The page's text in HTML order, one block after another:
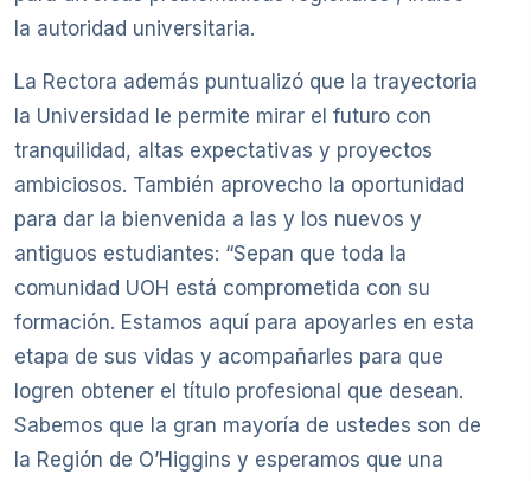
la autoridad universitaria.
La Rectora además puntualizó que la trayectoria
la Universidad le permite mirar el futuro con
tranquilidad, altas expectativas y proyectos
ambiciosos. También aprovecho la oportunidad
para dar la bienvenida a las y los nuevos y
antiguos estudiantes: “Sepan que toda la
comunidad UOH está comprometida con su
formación. Estamos aquí para apoyarles en esta
etapa de sus vidas y acompañarles para que
logren obtener el título profesional que desean.
Sabemos que la gran mayoría de ustedes son de
la Región de O’Higgins y esperamos que una